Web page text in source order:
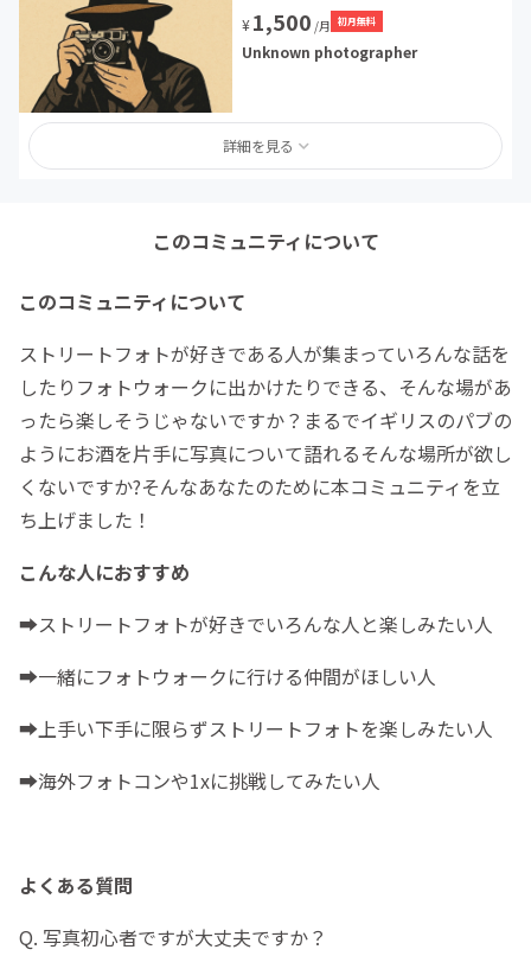
¥1,500 /月 初月無料
Unknown photographer
詳細を見る
このコミュニティについて
このコミュニティについて
ストリートフォトが好きである人が集まっていろんな話を
したりフォトウォークに出かけたりできる、そんな場があ
ったら楽しそうじゃないですか？まるでイギリスのパブの
ようにお酒を片手に写真について語れるそんな場所が欲し
くないですか?そんなあなたのために本コミュニティを立
ち上げました！
こんな人におすすめ
➡️ストリートフォトが好きでいろんな人と楽しみたい人
➡️一緒にフォトウォークに行ける仲間がほしい人
➡️上手い下手に限らずストリートフォトを楽しみたい人
➡️海外フォトコンや1xに挑戦してみたい人
よくある質問
Q. 写真初心者ですが大丈夫ですか？